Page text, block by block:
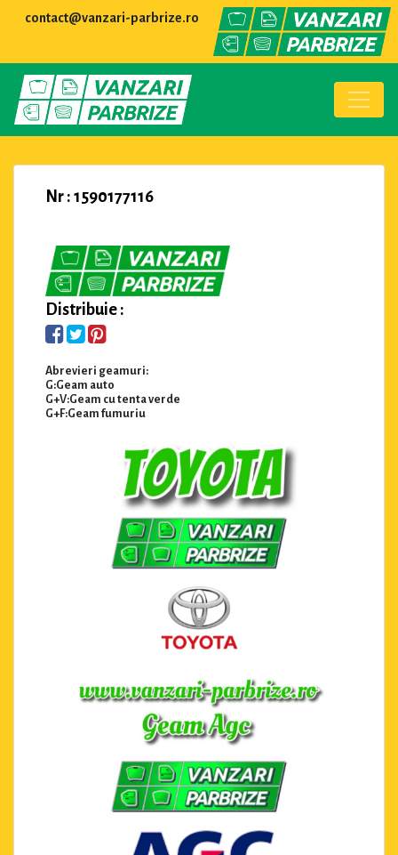
contact@vanzari-parbrize.ro
Nr : 1590177116
Distribuie :
Abrevieri geamuri:
G:Geam auto
G+V:Geam cu tenta verde
G+F:Geam fumuriu